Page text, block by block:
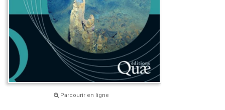
Parcourir en ligne